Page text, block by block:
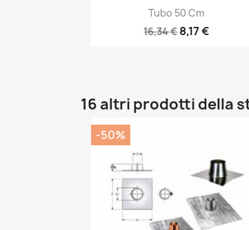
Anteprima
Tubo 50 Cm
16,34 €8,17 €
16 altri prodotti della
-50%